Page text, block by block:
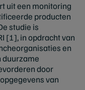
uit een monitoring
producten
studie is
[1], in opdracht van
en
duurzame
door
van